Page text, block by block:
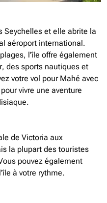
Seychelles et elle abrite la
aéroport international.
l'île offre également
des sports nautiques et
votre vol pour Mahé avec
vivre une aventure
de Victoria aux
la plupart des touristes
pouvez également
à votre rythme.